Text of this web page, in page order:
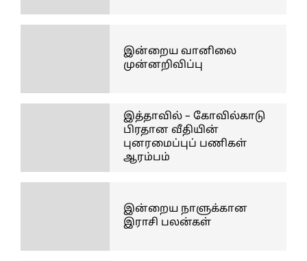
இன்றைய வானிலை
முன்னறிவிப்பு
இத்தாவில் – கோவில்காடு
பிரதான வீதியின்
புனரமைப்புப் பணிகள்
ஆரம்பம்
இன்றைய நாளுக்கான
இராசி பலன்கள்